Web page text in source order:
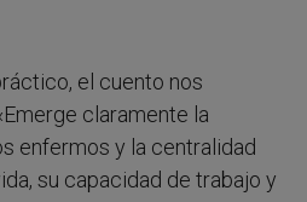
el cuento nos
claramente la
enfermos y la centralidad
su capacidad de trabajo y